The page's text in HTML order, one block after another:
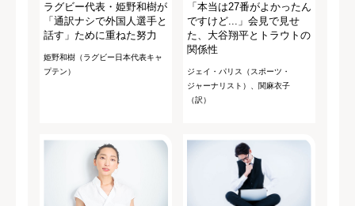
ラグビー代表・姫野和樹が
「通訳ナシで外国人選手と
話す」ために重ねた努力
姫野和樹（ラグビー日本代表キャ
プテン）
「本当は27番がよかったん
ですけど...」会見で見せ
た、大谷翔平とトラウトの
関係性
ジェイ・パリス（スポーツ・
ジャーナリスト）、関麻衣子
（訳）